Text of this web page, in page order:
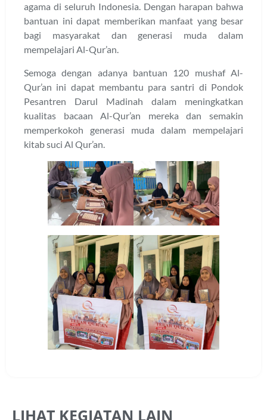
agama di seluruh Indonesia. Dengan harapan bahwa
bantuan ini dapat memberikan manfaat yang besar
bagi masyarakat dan generasi muda dalam
mempelajari Al-Qur’an.
Semoga dengan adanya bantuan 120 mushaf Al-
Qur’an ini dapat membantu para santri di Pondok
Pesantren Darul Madinah dalam meningkatkan
kualitas bacaan Al-Qur’an mereka dan semakin
memperkokoh generasi muda dalam mempelajari
kitab suci Al Qur’an.
LIHAT KEGIATAN LAIN